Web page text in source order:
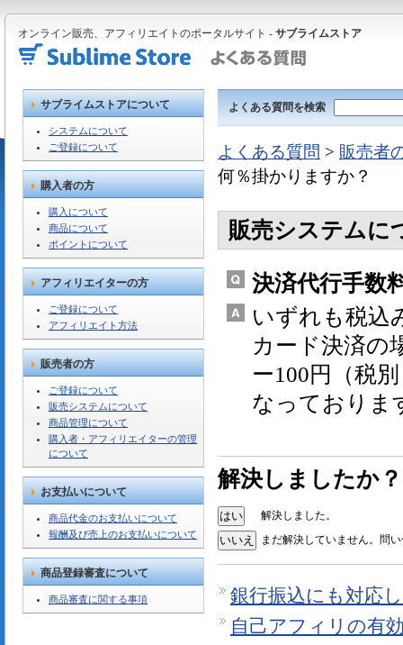
オンライン販売、アフィリエイトのポータルサイト - サブライムストア
サブライムストアについて
システムについて
ご登録について
購入者の方
購入について
商品について
ポイントについて
アフィリエイターの方
ご登録について
アフィリエイト方法
販売者の方
ご登録について
販売システムについて
商品管理について
購入者・アフィリエイターの管理
について
お支払いについて
商品代金のお支払いについて
報酬及び売上のお支払いについて
商品登録審査について
商品審査に関する事項
よくある質問を検索
よくある質問 > 販売者
何％掛かりますか？
販売システムに
決済代行手数
いずれも税込
カード決済の
ー100円（税
なっておりま
解決しましたか？
解決しました。
まだ解決していません。問
銀行振込にも対応
自己アフィリの有